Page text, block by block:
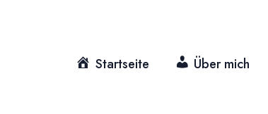
Startseite
Über mich